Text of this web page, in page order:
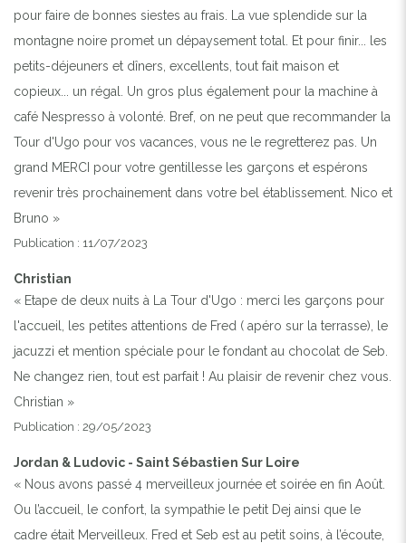
pour faire de bonnes siestes au frais. La vue splendide sur la
montagne noire promet un dépaysement total. Et pour finir... les
petits-déjeuners et dîners, excellents, tout fait maison et
copieux... un régal. Un gros plus également pour la machine à
café Nespresso à volonté. Bref, on ne peut que recommander la
Tour d'Ugo pour vos vacances, vous ne le regretterez pas. Un
grand MERCI pour votre gentillesse les garçons et espérons
revenir très prochainement dans votre bel établissement. Nico et
Bruno »
Publication : 11/07/2023
Christian
« Etape de deux nuits à La Tour d'Ugo : merci les garçons pour
l'accueil, les petites attentions de Fred ( apéro sur la terrasse), le
jacuzzi et mention spéciale pour le fondant au chocolat de Seb.
Ne changez rien, tout est parfait ! Au plaisir de revenir chez vous.
Christian »
Publication : 29/05/2023
Jordan & Ludovic - Saint Sébastien Sur Loire
« Nous avons passé 4 merveilleux journée et soirée en fin Août.
Ou l’accueil, le confort, la sympathie le petit Dej ainsi que le
cadre était Merveilleux. Fred et Seb est au petit soins, à l’écoute,